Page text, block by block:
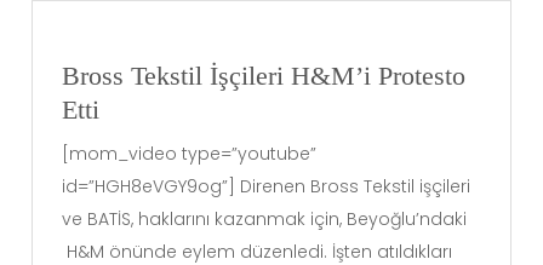
Bross Tekstil İşçileri H&M’i Protesto
Etti
[mom_video type=”youtube”
id=”HGH8eVGY9og”] Direnen Bross Tekstil işçileri
ve BATİS, haklarını kazanmak için, Beyoğlu’ndaki
H&M önünde eylem düzenledi. İşten atıldıkları